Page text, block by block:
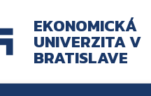
EKONOMICKÁ
UNIVERZITA V
BRATISLAVE